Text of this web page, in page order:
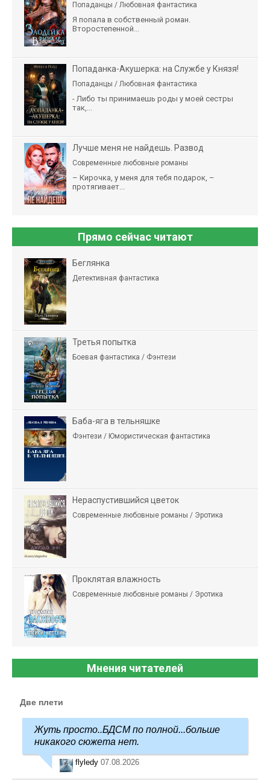
Попаданцы / Любовная фантастика
Я попала в собственный роман.
Второстепенной...
Попаданка-Акушерка: на Службе у Князя!
Попаданцы / Любовная фантастика
- Либо ты принимаешь роды у моей сестры
так,...
Лучше меня не найдешь. Развод
Современные любовные романы
– Кирочка, у меня для тебя подарок, –
протягивает...
Прямо сейчас читают
Беглянка
Детективная фантастика
Третья попытка
Боевая фантастика / Фэнтези
Баба-яга в тельняшке
Фэнтези / Юмористическая фантастика
Нераспустившийся цветок
Современные любовные романы / Эротика
Проклятая влажность
Современные любовные романы / Эротика
Мнения читателей
Две плети
Жуть просто..БДСМ по полной...больше
никакого сюжета нет.
flyledy 07.08.2026